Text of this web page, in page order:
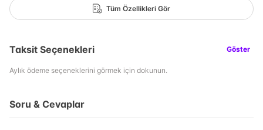
Tüm Özellikleri Gör
Taksit Seçenekleri Göster
Aylık ödeme seçeneklerini görmek için dokunun.
Soru & Cevaplar